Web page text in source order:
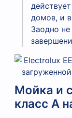
домов, и
Заодно
Мойка и
класс A